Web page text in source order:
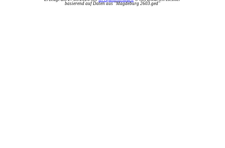
basierend auf Daten aus "Magdeburg 2603.ged"